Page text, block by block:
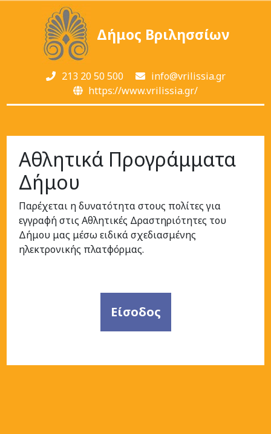
Δήμος Βριλησσίων
213 20 50 500
info@vrilissia.gr
https://www.vrilissia.gr/
Αθλητικά Προγράμματα
Δήμου
Παρέχεται η δυνατότητα στους πολίτες για
εγγραφή στις Αθλητικές Δραστηριότητες του
Δήμου μας μέσω ειδικά σχεδιασμένης
ηλεκτρονικής πλατφόρμας.
Είσοδος